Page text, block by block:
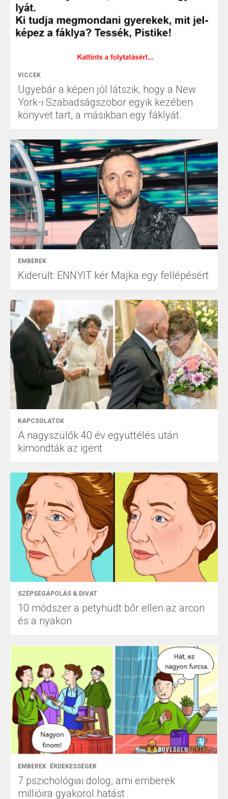
VICCEK
Ugyebár a képen jól látszik, hogy a New
York-i Szabadságszobor egyik kezében
könyvet tart, a másikban egy fáklyát.
EMBEREK
Kiderült: ENNYIT kér Majka egy fellépésért
KAPCSOLATOK
A nagyszülők 40 év együttélés után
kimondták az igent
SZÉPSÉGÁPOLÁS & DIVAT
10 módszer a petyhüdt bőr ellen az arcon
és a nyakon
EMBEREK ÉRDEKESSÉGEK
7 pszichológiai dolog, ami emberek
millióira gyakorol hatást